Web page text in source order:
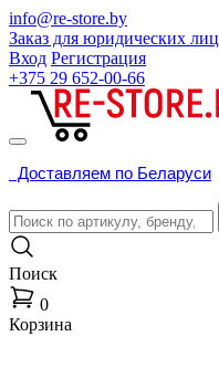
info@re-store.by
Заказ для юридических лиц
Вход Регистрация
+375 29 652-00-66
Доставляем по Беларуси
Поиск
0
Корзина